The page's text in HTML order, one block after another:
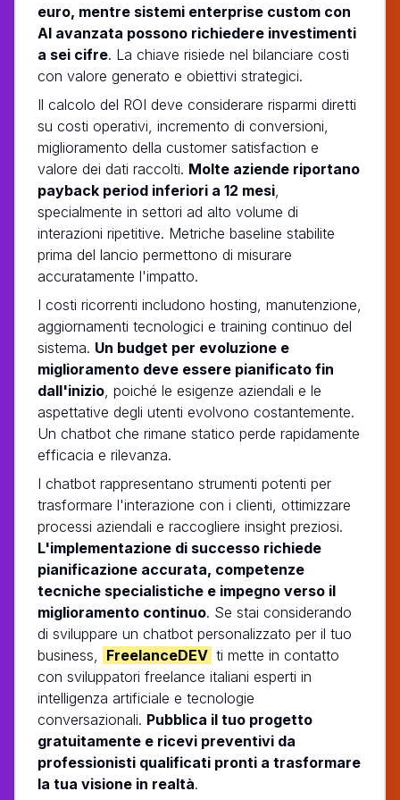
euro, mentre sistemi enterprise custom con
AI avanzata possono richiedere investimenti
a sei cifre. La chiave risiede nel bilanciare costi
con valore generato e obiettivi strategici.
Il calcolo del ROI deve considerare risparmi diretti
su costi operativi, incremento di conversioni,
miglioramento della customer satisfaction e
valore dei dati raccolti. Molte aziende riportano
payback period inferiori a 12 mesi
specialmente in settori ad alto volume di
interazioni ripetitive. Metriche baseline stabilite
prima del lancio permettono di misurare
accuratamente l'impatto.
I costi ricorrenti includono hosting, manutenzione,
aggiornamenti tecnologici e training continuo del
sistema. Un budget per evoluzione e
miglioramento deve essere pianificato fin
dall'inizio , poiché le esigenze aziendali e le
aspettative degli utenti evolvono costantemente.
Un chatbot che rimane statico perde rapidamente
efficacia e rilevanza.
I chatbot rappresentano strumenti potenti per
trasformare l'interazione con i clienti, ottimizzare
processi aziendali e raccogliere insight preziosi.
L'implementazione di successo richiede
pianificazione accurata, competenze
tecniche specialistiche e impegno verso il
miglioramento continuo. Se stai considerando
di sviluppare un chatbot personalizzato per il tuo
business,
FreelanceDEV ti mette in contatto
con sviluppatori freelance italiani esperti in
intelligenza artificiale e tecnologie
conversazionali. Pubblica il tuo progetto
gratuitamente e ricevi preventivi da
professionisti qualificati pronti a trasformare
la tua visione in realtà.